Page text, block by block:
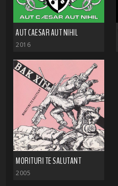
AUT CAESAR AUT NIHIL
2016
MORITURI TE SALUTANT
2005